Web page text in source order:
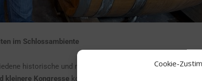
Cookie-
im Schlossambiente
historische und modern nutzbare Räumlichkeiten, die
kleinere Kongresse kombinieren lassen. Räume im